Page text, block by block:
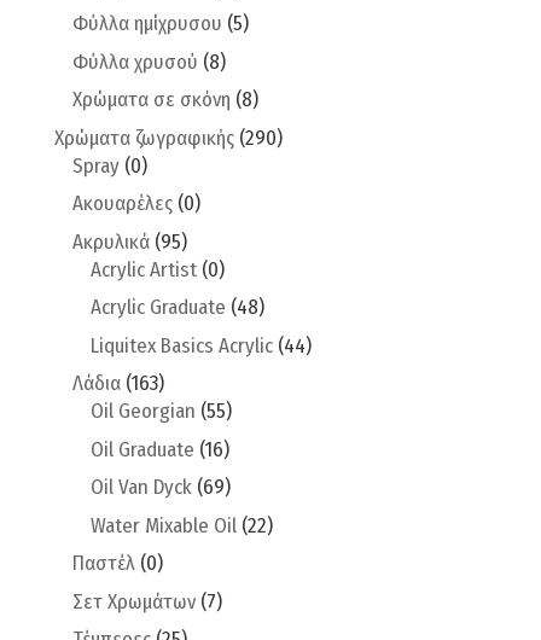
Φύλλα ημίχρυσου (5)
Φύλλα χρυσού (8)
Χρώματα σε σκόνη (8)
Χρώματα ζωγραφικής (290)
Spray (0)
Ακουαρέλες (0)
Ακρυλικά (95)
Acrylic Artist (0)
Acrylic Graduate (48)
Liquitex Basics Acrylic (44)
Λάδια (163)
Oil Georgian (55)
Oil Graduate (16)
Oil Van Dyck (69)
Water Mixable Oil (22)
Παστέλ (0)
Σετ Χρωμάτων (7)